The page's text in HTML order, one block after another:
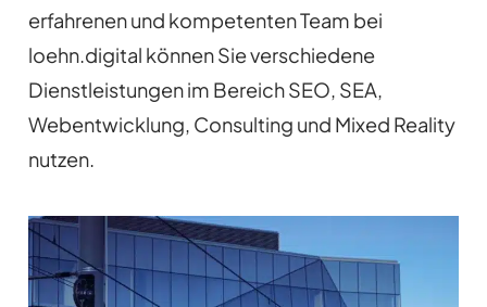
erfahrenen und kompetenten Team bei
loehn.digital können Sie verschiedene
Dienstleistungen im Bereich SEO, SEA,
Webentwicklung, Consulting und Mixed Reality
nutzen.